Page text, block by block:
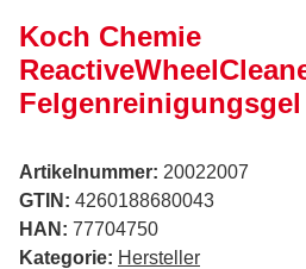
Koch Chemie
Felgenreinigungsgel
Artikelnummer: 20022007
GTIN: 4260188680043
HAN: 77704750
Kategorie: Hersteller